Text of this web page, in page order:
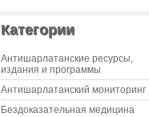
Категории
Антишарлатанские ресурсы,
издания и программы
Антишарлатанский мониторинг
Бездоказательная медицина